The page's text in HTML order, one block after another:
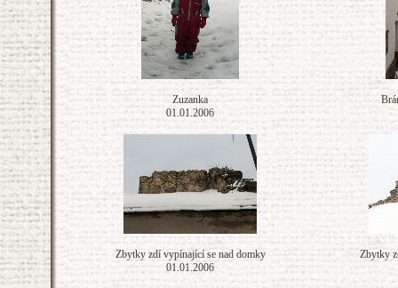
Zuzanka
01.01.2006
Zbytky zdí vypínající se nad domky
01.01.2006
Zbytky